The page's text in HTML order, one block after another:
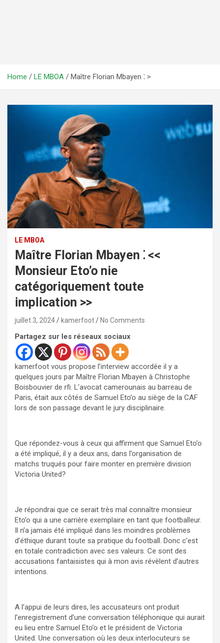
Home LE MBOA Maître Florian Mbayen ⁚ >
LE MBOA
Maître Florian Mbayen ⁚ <<
Monsieur Eto’o nie
catégoriquement toute
implication >>
juillet 3, 2024 kamerfoot No Comments
Partagez sur les réseaux sociaux
kamerfoot vous propose l’interview accordée il y a
quelques jours par Maître Florian Mbayen à Christophe
Boisbouvier de rfi. L’avocat camerounais au barreau de
Paris, était aux côtés de Samuel Eto’o au siège de la CAF
lors de son passage devant le jury disciplinaire.
Que répondez-vous à ceux qui affirment que Samuel Eto’o
a été impliqué, il y a deux ans, dans l’organisation de
matchs truqués pour faire monter en première division
Victoria United?
Je répondrai que ce serait très mal connaître monsieur
Eto’o qui a une carrière exemplaire en tant que footballeur.
Il n’a jamais été impliqué dans les moindres problèmes
d’éthique durant toute sa pratique du football. Donc c’est
en totale contradiction avec ses valeurs. Ce sont des
accusations fantaisistes qui à mon avis révèlent d’autres
intentions.
A l’appui de leurs dires, les accusateurs ont produit
l’enregistrement d’une conversation téléphonique qui aurait
eu lieu entre Samuel Eto’o et le président de Victoria
United. Une conversation où les deux interlocuteurs se